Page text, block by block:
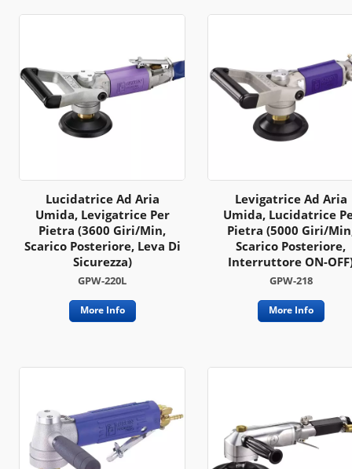
Lucidatrice Ad Aria
Umida, Levigatrice Per
Pietra (3600 Giri/min,
Scarico Posteriore, Leva Di
Sicurezza)
GPW-220L
More Info
Levigatrice Ad Aria
Umida, Lucidatrice
Pietra (5000 Giri/
Scarico Posteriore,
Interruttore ON-
GPW-218
More Info